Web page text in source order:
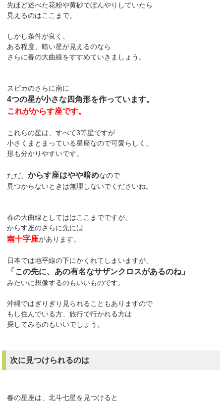
先ほど述べた花粉や黄砂でぼんやりしていたら
見えるのはここまで。
しかし条件が良く、
ある程度、暗い星が見えるのなら
さらに春の大曲線をすすめていきましょう。
スピカのさらに南に
4つの星が小さな四角形を作っています。
これがからす座です。
これらの星は、すべて3等星ですが
小さくまとまっている星座なので可愛らしく、
形も分かりやすいです。
ただ、からす座はやや暗めなので
見つからないときは無理しないでくださいね。
春の大曲線としてははここまでですが、
からす座のさらに先には
南十字座があります。
日本では地平線の下にかくれてしまいますが、
「この先に、あの有名なサザンクロスがあるのね」
みたいに想像するのもいいものです。
沖縄ではぎりぎり見られることもありますので
もし住んでいる方、旅行で行かれる方は
探してみるのもいいでしょう。
次に見つけられるのは
春の星座は、北斗七星を見つけると